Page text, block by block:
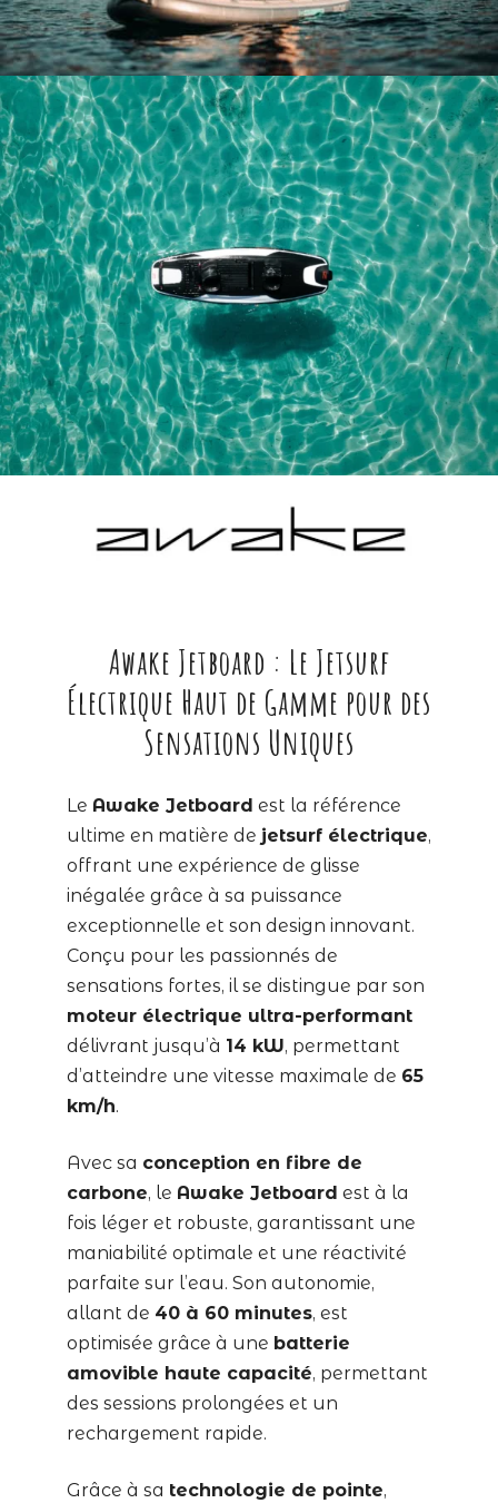
Awake Jetboard : Le Jetsurf
Électrique Haut de Gamme pour des
Sensations Uniques
Le Awake Jetboard est la référence
ultime en matière de jetsurf électrique,
offrant une expérience de glisse
inégalée grâce à sa puissance
exceptionnelle et son design innovant.
Conçu pour les passionnés de
sensations fortes, il se distingue par son
moteur électrique ultra-performant
délivrant jusqu’à 14 kW, permettant
d’atteindre une vitesse maximale de 65
km/h.
Avec sa conception en fibre de
carbone, le Awake Jetboard est à la
fois léger et robuste, garantissant une
maniabilité optimale et une réactivité
parfaite sur l’eau. Son autonomie,
allant de 40 à 60 minutes, est
optimisée grâce à une batterie
amovible haute capacité, permettant
des sessions prolongées et un
rechargement rapide.
Grâce à sa technologie de pointe,